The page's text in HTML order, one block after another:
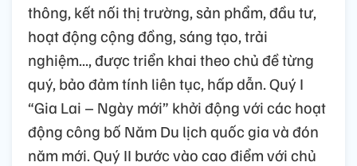
thông, kết nối thị trường, sản phẩm, đầu tư,
hoạt động cộng đồng, sáng tạo, trải
nghiệm..., được triển khai theo chủ đề từng
quý, bảo đảm tính liên tục, hấp dẫn. Quý I
“Gia Lai – Ngày mới” khởi động với các hoạt
động công bố Năm Du lịch quốc gia và đón
năm mới. Quý II bước vào cao điểm với chủ